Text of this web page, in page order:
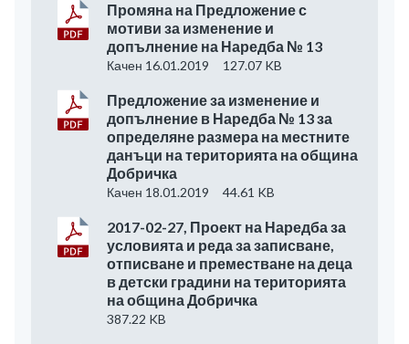
Промяна на Предложение с
мотиви за изменение и
допълнение на Наредба № 13
Качен 16.01.2019 127.07 KB
Предложение за изменение и
допълнение в Наредба № 13 за
определяне размера на местните
данъци на територията на община
Добричка
Качен 18.01.2019 44.61 KB
2017-02-27, Проект на Наредба за
условията и реда за записване,
отписване и преместване на деца
в детски градини на територията
на община Добричка
387.22 KB